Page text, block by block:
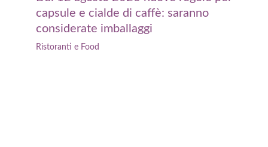
capsule e cialde di caffè: saranno
considerate imballaggi
Ristoranti e Food